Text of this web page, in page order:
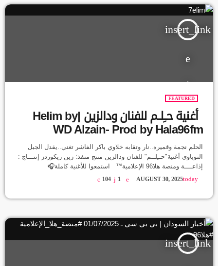
insert_link
FEATURED
أغنية حــِلــم للفنان ودالزين |Helim by
WD Alzain- Prod by Hala96fm
الحلم نجمة وقميره..نار وتقابه خلاوي باكر الفاشر تغني..يقدل الجبل
النوباوي أغنية"حــِلــم" للفنان ودالزين منتج منفذ: زين ريكوردز إنتـــاج :
إذاعــــة ومنصة هلا96 الإعلامية™ استمعوا للأغنية كاملة🎧
https://youtu.be/I5-0BurTeHY حتت كتيرة في السودان، فيها ناس
today
AUGUST 30, 2025
104 1
insert_link